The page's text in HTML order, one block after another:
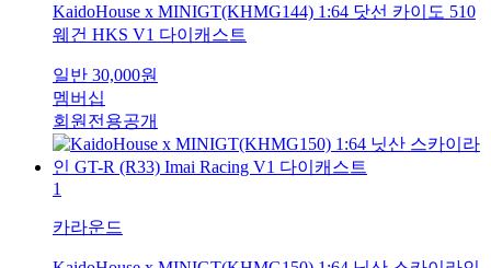
KaidoHouse x MINIGT(KHMG144) 1:64 닷선 카이도 510
웨건 HKS V1 다이캐스트
일반 30,000원
멤버십
회원전용공개
1
카라운드